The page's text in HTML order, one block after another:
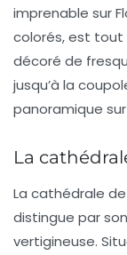
imprenable sur
colorés, est tout
décoré de
jusqu’à la
panoramique
La
La cathédrale
distingue par
vertigineuse.